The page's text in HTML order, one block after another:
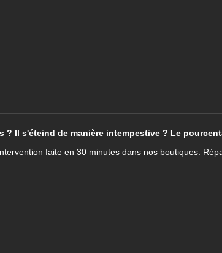
Il s'éteind de manière intempestive ? Le
faite en 30 minutes dans nos boutiques.